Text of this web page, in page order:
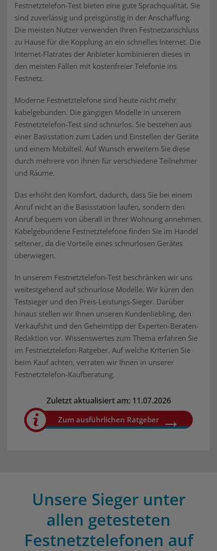
Festnetztelefon-Test bieten eine gute Sprachqualität. Sie
sind zuverlässig und preisgünstig in der Anschaffung.
Die meisten Nutzer verwenden Ihren Festnetzanschluss
zu Hause für die Kopplung an ein schnelles Internet. Die
Internet-Flatrates der Anbieter kombinieren dieses in
den meisten Fällen mit kostenfreier Telefonie ins
Festnetz.
Moderne Festnetztelefone sind heute nicht mehr
kabelgebunden. Die gängigen Modelle in unserem
Festnetztelefon-Test sind schnurlos. Sie bestehen aus
einer Basisstation zum Laden und Einstellen der Geräte
und einem Mobilteil. Auf Wunsch erweitern Sie diese
durch mehrere von ihnen für verschiedene Teilnehmer
und Räume.
Das erhöht den Komfort, dadurch, dass Sie bei einem
Anruf nicht an die Basisstation laufen, sondern den
Anruf bequem von überall in Ihrer Wohnung annehmen.
Kabelgebundene Festnetztelefone finden Sie im Handel
seltener, da die Vorteile eines schnurlosen Gerätes
überwiegen.
In unserem Festnetztelefon-Test beschränken wir uns
weitestgehend auf schnurlose Modelle. Wir küren den
Testsieger und den Preis-Leistungs-Sieger. Darüber
hinaus stellen wir Ihnen unseren Kundenliebling, den
Verkaufshit und den Geheimtipp der Experten-Beraten-
Redaktion vor. Wissenswertes zum Thema erfahren Sie
im Festnetztelefon-Ratgeber. Auf welche Kriterien Sie
beim Kauf achten, verraten wir Ihnen in unserer
Festnetztelefon-Kaufberatung.
Zuletzt aktualisiert am: 11.07.2026
Zum ausführlichen Ratgeber
Unsere Sieger unter
allen getesteten
Festnetztelefonen auf